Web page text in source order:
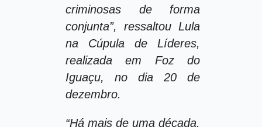
criminosas de forma
conjunta”, ressaltou Lula
na Cúpula de Líderes,
realizada em Foz do
Iguaçu, no dia 20 de
dezembro.
“Há mais de uma década,